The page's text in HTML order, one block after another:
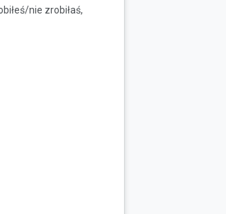
nie zrobiłaś,